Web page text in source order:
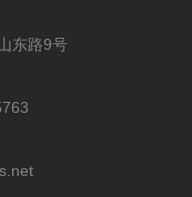
东路9号